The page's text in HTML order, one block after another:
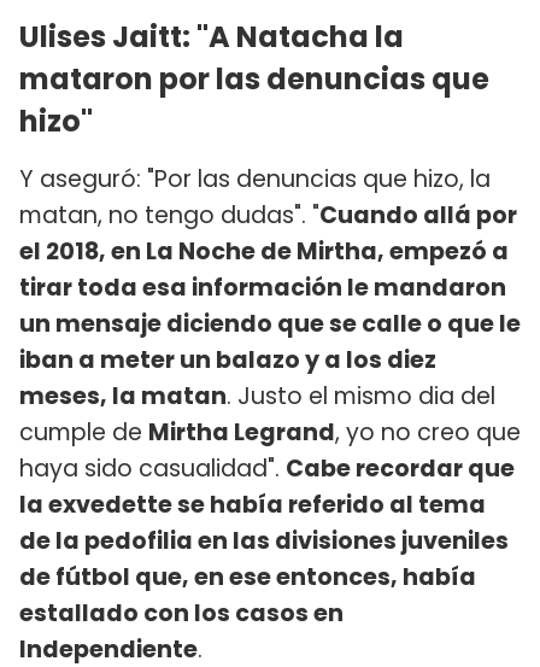
Ulises Jaitt: "A Natacha la
mataron por las denuncias que
hizo"
Y aseguró: "Por las denuncias que hizo, la
matan, no tengo dudas". "Cuando allá por
el 2018, en La Noche de Mirtha, empezó a
tirar toda esa información le mandaron
un mensaje diciendo que se calle o que le
iban a meter un balazo y a los diez
meses, la matan. Justo el mismo dia del
cumple de Mirtha Legrand, yo no creo que
haya sido casualidad". Cabe recordar que
la exvedette se había referido al tema
de la pedofilia en las divisiones juveniles
de fútbol que, en ese entonces, había
estallado con los casos en
Independiente.